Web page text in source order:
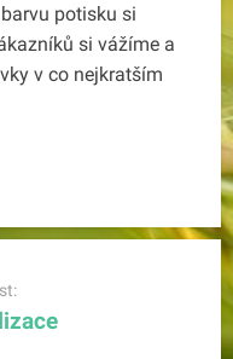
potisku si
si vážíme a
v co nejkratším